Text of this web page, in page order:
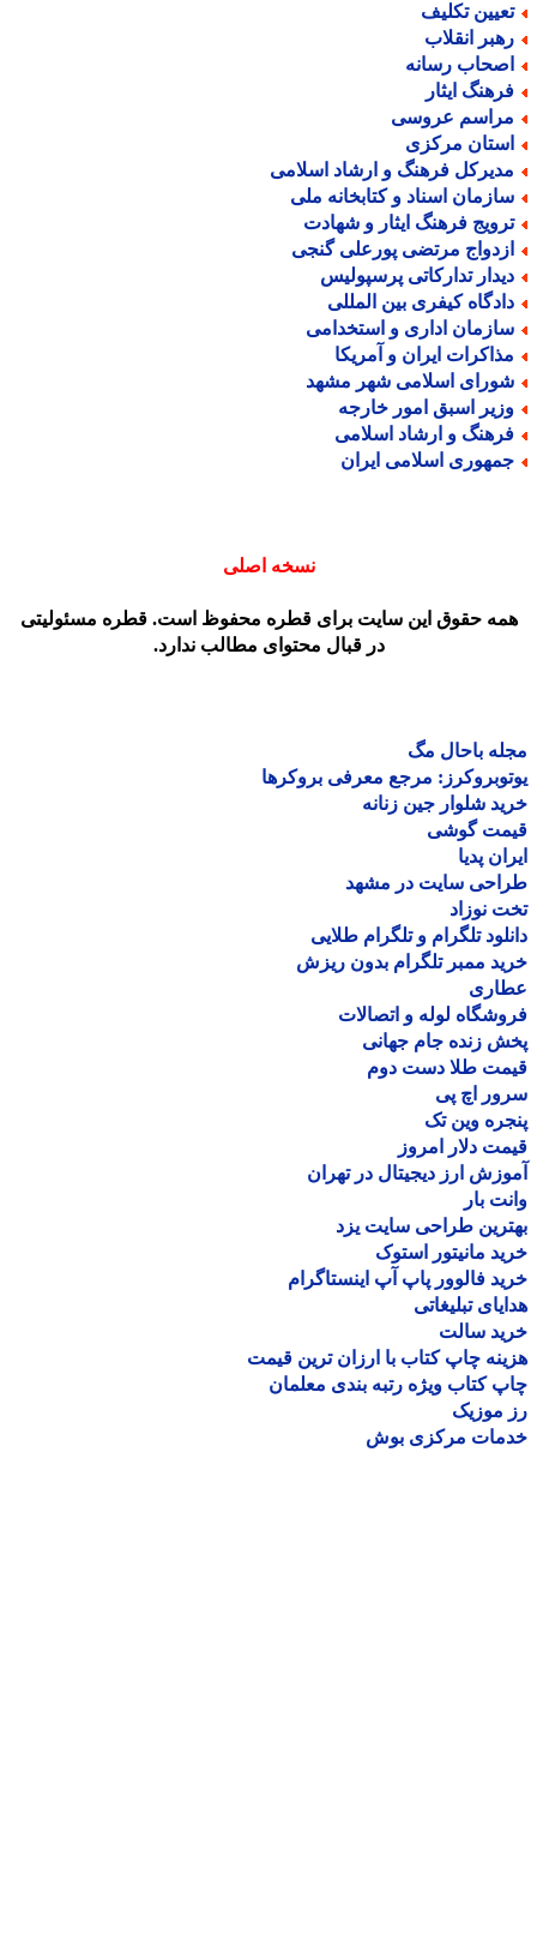
تکلیف
انقلاب
رسانه
ایثار
عروسی
مرکزی
فرهنگ و ارشاد اسلامی
اسناد و کتابخانه ملی
فرهنگ ایثار و شهادت
مرتضی پورعلی گنجی
تدارکاتی پرسپولیس
کیفری بین المللی
اداری و استخدامی
ایران و آمریکا
اسلامی شهر مشهد
اسبق امور خارجه
و ارشاد اسلامی
اسلامی ایران
نسخه اصلی
حقوق این سایت برای قطره محفوظ است. قطره مسئولیتی
در قبال محتوای مطالب ندارد.
باحال مگ
مرجع معرفی بروکرها
شلوار جین زنانه
گوشی
پدیا
سایت در مشهد
نوزاد
تلگرام و تلگرام طلایی
ممبر تلگرام بدون ریزش
لوله و اتصالات
زنده جام جهانی
طلا دست دوم
اچ پی
وین تک
دلار امروز
ارز دیجیتال در تهران
بار
طراحی سایت یزد
مانیتور استوک
فالوور پاپ آپ اینستاگرام
تبلیغاتی
سالت
چاپ کتاب با ارزان ترین قیمت
کتاب ویژه رتبه بندی معلمان
موزیک
مرکزی بوش